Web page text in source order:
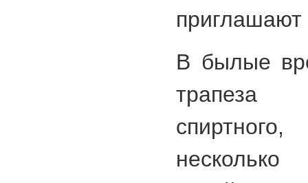
приглашают
В былые
трапеза